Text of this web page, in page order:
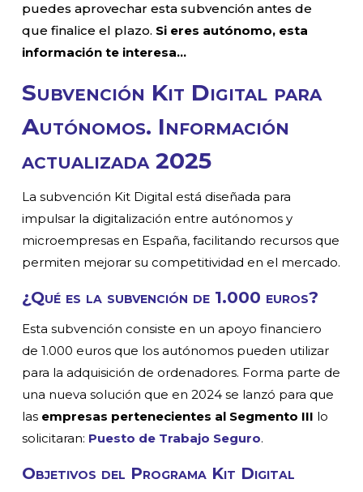
puedes aprovechar esta subvención antes de
que finalice el plazo. Si eres autónomo, esta
información te interesa…
Subvención Kit Digital para
Autónomos. Información
actualizada 2025
La subvención Kit Digital está diseñada para
impulsar la digitalización entre autónomos y
microempresas en España, facilitando recursos que
permiten mejorar su competitividad en el mercado.
¿Qué es la subvención de 1.000 euros?
Esta subvención consiste en un apoyo financiero
de 1.000 euros que los autónomos pueden utilizar
para la adquisición de ordenadores. Forma parte de
una nueva solución que en 2024 se lanzó para que
las empresas pertenecientes al Segmento III lo
solicitaran: Puesto de Trabajo Seguro.
Objetivos del Programa Kit Digital